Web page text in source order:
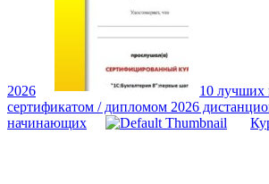
2026
10 лучших
сертификатом / дипломом 2026
начинающих